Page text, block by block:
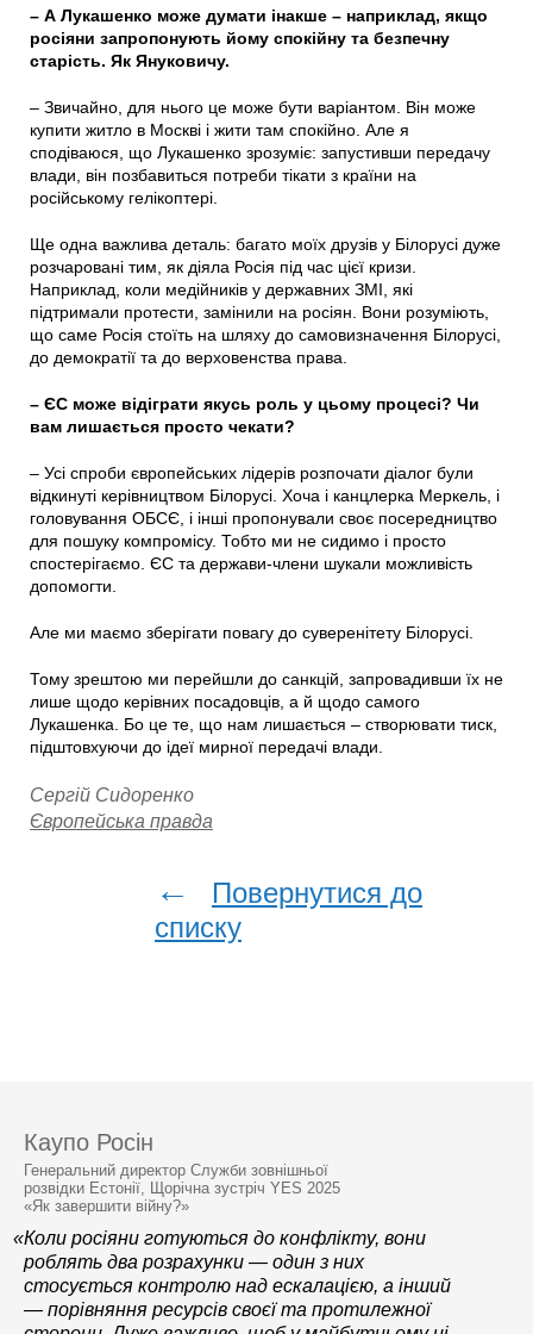
– А Лукашенко може думати інакше – наприклад, якщо
росіяни запропонують йому спокійну та безпечну
старість. Як Януковичу.
– Звичайно, для нього це може бути варіантом. Він може
купити житло в Москві і жити там спокійно. Але я
сподіваюся, що Лукашенко зрозуміє: запустивши передачу
влади, він позбавиться потреби тікати з країни на
російському гелікоптері.
Ще одна важлива деталь: багато моїх друзів у Білорусі дуже
розчаровані тим, як діяла Росія під час цієї кризи.
Наприклад, коли медійників у державних ЗМІ, які
підтримали протести, замінили на росіян. Вони розуміють,
що саме Росія стоїть на шляху до самовизначення Білорусі,
до демократії та до верховенства права.
– ЄС може відіграти якусь роль у цьому процесі? Чи
вам лишається просто чекати?
– Усі спроби європейських лідерів розпочати діалог були
відкинуті керівництвом Білорусі. Хоча і канцлерка Меркель, і
головування ОБСЄ, і інші пропонували своє посередництво
для пошуку компромісу. Тобто ми не сидимо і просто
спостерігаємо. ЄС та держави-члени шукали можливість
допомогти.
Але ми маємо зберігати повагу до суверенітету Білорусі.
Тому зрештою ми перейшли до санкцій, запровадивши їх не
лише щодо керівних посадовців, а й щодо самого
Лукашенка. Бо це те, що нам лишається – створювати тиск,
підштовхуючи до ідеї мирної передачі влади.
Сергій Сидоренко
Європейська правда
←
Повернутися до
списку
Каупо Росін
Генеральний директор Служби зовнішньої
розвідки Естонії, Щорічна зустріч YES 2025
«Як завершити війну?»
«Коли росіяни готуються до конфлікту, вони
роблять два розрахунки — один з них
стосується контролю над ескалацією, а інший
— порівняння ресурсів своєї та протилежної